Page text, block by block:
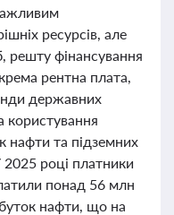
ресурсів, але
решту фінансування
рентна плата,
державних
користування
нафти та підземних
році платники
понад 56 млн
нафти, що на